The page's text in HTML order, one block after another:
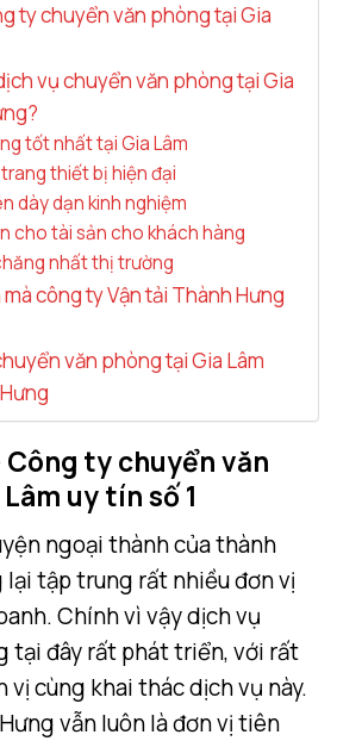
ty chuyển văn phòng tại Gia
vụ chuyển văn phòng tại Gia
tốt nhất tại Gia Lâm
thiết bị hiện đại
dày dạn kinh nghiệm
cho tài sản cho khách hàng
nhất thị trường
công ty Vận tải Thành Hưng
văn phòng tại Gia Lâm
Công ty chuyển văn
uy tín số 1
ngoại thành của thành
lại tập trung rất nhiều đơn vị
Chính vì vậy dịch vụ
tại đây rất phát triển, với rất
vị cùng khai thác dịch vụ này.
vẫn luôn là đơn vị tiên